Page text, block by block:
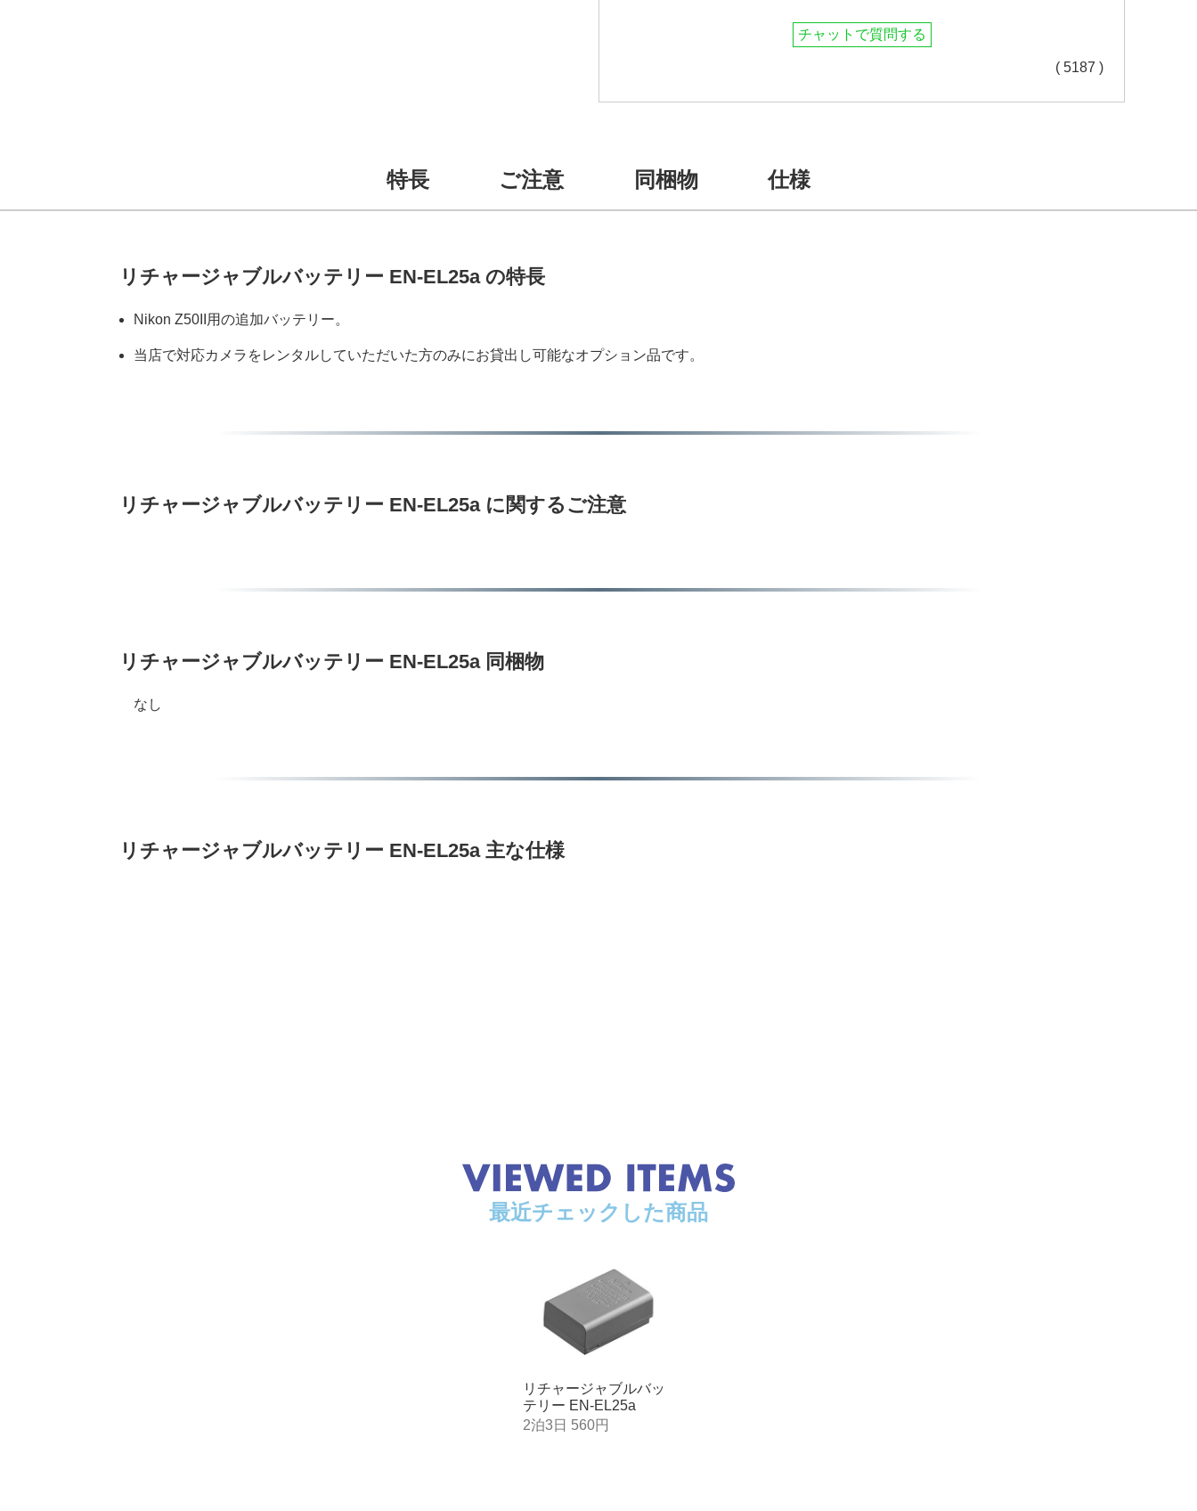
チャットで質問する
( 5187 )
特長 ご注意 同梱物 仕様
リチャージャブルバッテリー EN-EL25a の特長
Nikon Z50II用の追加バッテリー。
当店で対応カメラをレンタルしていただいた方のみにお貸出し可能なオプション品です。
リチャージャブルバッテリー EN-EL25a に関するご注意
リチャージャブルバッテリー EN-EL25a 同梱物
なし
リチャージャブルバッテリー EN-EL25a 主な仕様
最近チェックした商品
リチャージャブルバッ
テリー EN-EL25a
2泊3日 560円